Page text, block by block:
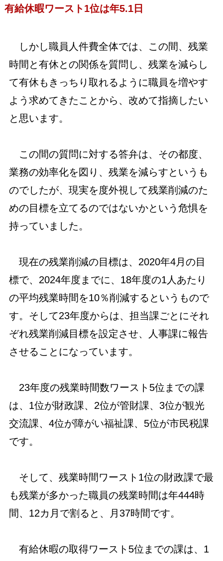
有給休暇ワースト1位は年5.1日
しかし職員人件費全体では、この間、残業
時間と有休との関係を質問し、残業を減らし
て有休もきっちり取れるように職員を増やす
よう求めてきたことから、改めて指摘したい
と思います。
この間の質問に対する答弁は、その都度、
業務の効率化を図り、残業を減らすというも
のでしたが、現実を度外視して残業削減のた
めの目標を立てるのではないかという危惧を
持っていました。
現在の残業削減の目標は、2020年4月の目
標で、2024年度までに、18年度の1人あたり
の平均残業時間を10％削減するというもので
す。そして23年度からは、担当課ごとにそれ
ぞれ残業削減目標を設定させ、人事課に報告
させることになっています。
23年度の残業時間数ワースト5位までの課
は、1位が財政課、2位が管財課、3位が観光
交流課、4位が障がい福祉課、5位が市民税課
です。
そして、残業時間ワースト1位の財政課で最
も残業が多かった職員の残業時間は年444時
間、12カ月で割ると、月37時間です。
有給休暇の取得ワースト5位までの課は、1